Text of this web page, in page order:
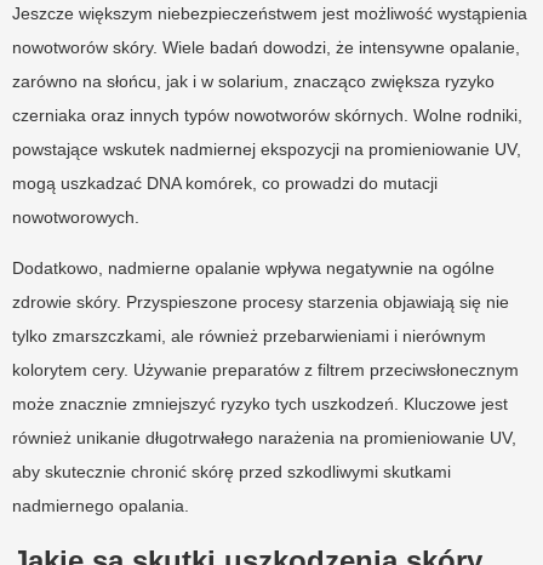
Jeszcze większym niebezpieczeństwem jest możliwość wystąpienia
nowotworów skóry. Wiele badań dowodzi, że intensywne opalanie,
zarówno na słońcu, jak i w solarium, znacząco zwiększa ryzyko
czerniaka oraz innych typów nowotworów skórnych. Wolne rodniki,
powstające wskutek nadmiernej ekspozycji na promieniowanie UV,
mogą uszkadzać DNA komórek, co prowadzi do mutacji
nowotworowych.
Dodatkowo, nadmierne opalanie wpływa negatywnie na ogólne
zdrowie skóry. Przyspieszone procesy starzenia objawiają się nie
tylko zmarszczkami, ale również przebarwieniami i nierównym
kolorytem cery. Używanie preparatów z filtrem przeciwsłonecznym
może znacznie zmniejszyć ryzyko tych uszkodzeń. Kluczowe jest
również unikanie długotrwałego narażenia na promieniowanie UV,
aby skutecznie chronić skórę przed szkodliwymi skutkami
nadmiernego opalania.